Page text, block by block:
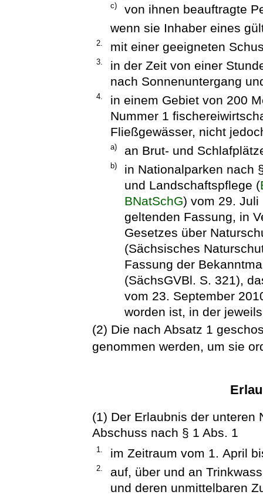
c)
von ihnen beauftragte
wenn sie Inhaber eines
2. mit einer geeigneten
3.
in der Zeit von einer
nach Sonnenuntergang
4.
in einem Gebiet von 200
Nummer 1
Fließgewässer, nicht
a) an Brut- und
b)
in Nationalparken nach
und Landschaftspflege (
BNatSchG) vom 29. Juli
geltenden Fassung, in
Gesetzes über
(Sächsisches
Fassung der
(SächsGVBl. S. 321),
vom 23. September
worden ist, in der
(2) Die nach Absatz 1
genommen werden, um sie
(1) Der Erlaubnis der unteren
Abschuss nach § 1 Abs. 1
1. im Zeitraum vom 1. April
2.
auf, über und an
und deren unmittelbaren